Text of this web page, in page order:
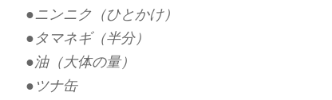
●ニンニク（ひとかけ）
●タマネギ（半分）
●油（大体の量）
●ツナ缶